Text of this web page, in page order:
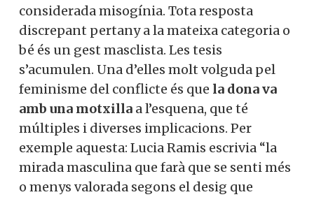
considerada misogínia. Tota resposta
discrepant pertany a la mateixa categoria o
bé és un gest masclista. Les tesis
s’acumulen. Una d’elles molt volguda pel
feminisme del conflicte és que la dona va
amb una motxilla a l’esquena, que té
múltiples i diverses implicacions. Per
exemple aquesta: Lucia Ramis escrivia “la
mirada masculina que farà que se senti més
o menys valorada segons el desig que